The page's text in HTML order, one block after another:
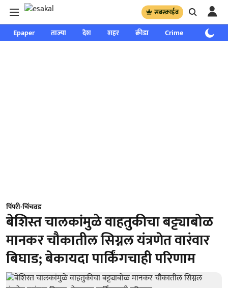
सबस्क्राईब
Epaper ताज्या देश शहर क्रीडा Crime साप्ताहिक
पिंपरी-चिंचवड
बेशिस्त चालकांमुळे वाहतुकीचा बट्ट्याबोळ
मानकर चौकातील सिग्नल यंत्रणेत वारंवार
बिघाड; बेकायदा पार्किंगचाही परिणाम